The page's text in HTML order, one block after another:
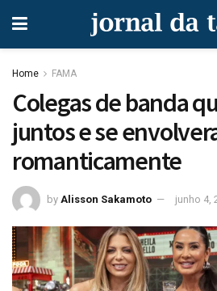
Home FAMA
Colegas de banda
juntos e se
romanticamente
by Alisson Sakamoto junho 4,